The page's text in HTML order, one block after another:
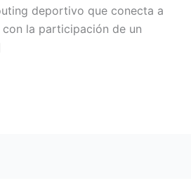
deportivo que conecta a
la participación de un